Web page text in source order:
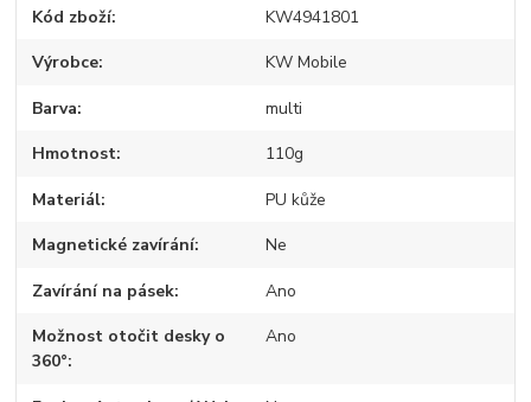
Kód zboží KW4941801
Výrobce KW Mobile
Barva multi
Hmotnost 110g
Materiál PU kůže
Magnetické zavírání Ne
Zavírání na pásek Ano
Možnost otočit desky o
360°
Ano